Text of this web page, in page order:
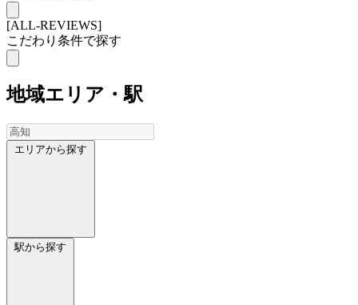
[ALL-REVIEWS]
こだわり条件で探す
地域エリア・駅
エリアから探す
駅から探す